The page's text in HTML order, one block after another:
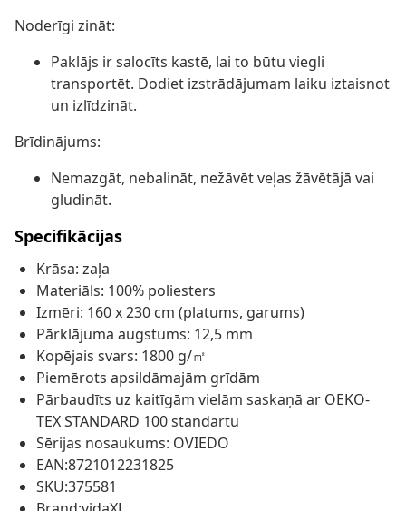
Noderīgi zināt:
Paklājs ir salocīts kastē, lai to būtu viegli
transportēt. Dodiet izstrādājumam laiku iztaisnot
un izlīdzināt.
Brīdinājums:
Nemazgāt, nebalināt, nežāvēt veļas žāvētājā vai
gludināt.
Specifikācijas
Krāsa: zaļa
Materiāls: 100% poliesters
Izmēri: 160 x 230 cm (platums, garums)
Pārklājuma augstums: 12,5 mm
Kopējais svars: 1800 g/㎡
Piemērots apsildāmajām grīdām
Pārbaudīts uz kaitīgām vielām saskaņā ar OEKO-
TEX STANDARD 100 standartu
Sērijas nosaukums: OVIEDO
EAN:8721012231825
SKU:375581